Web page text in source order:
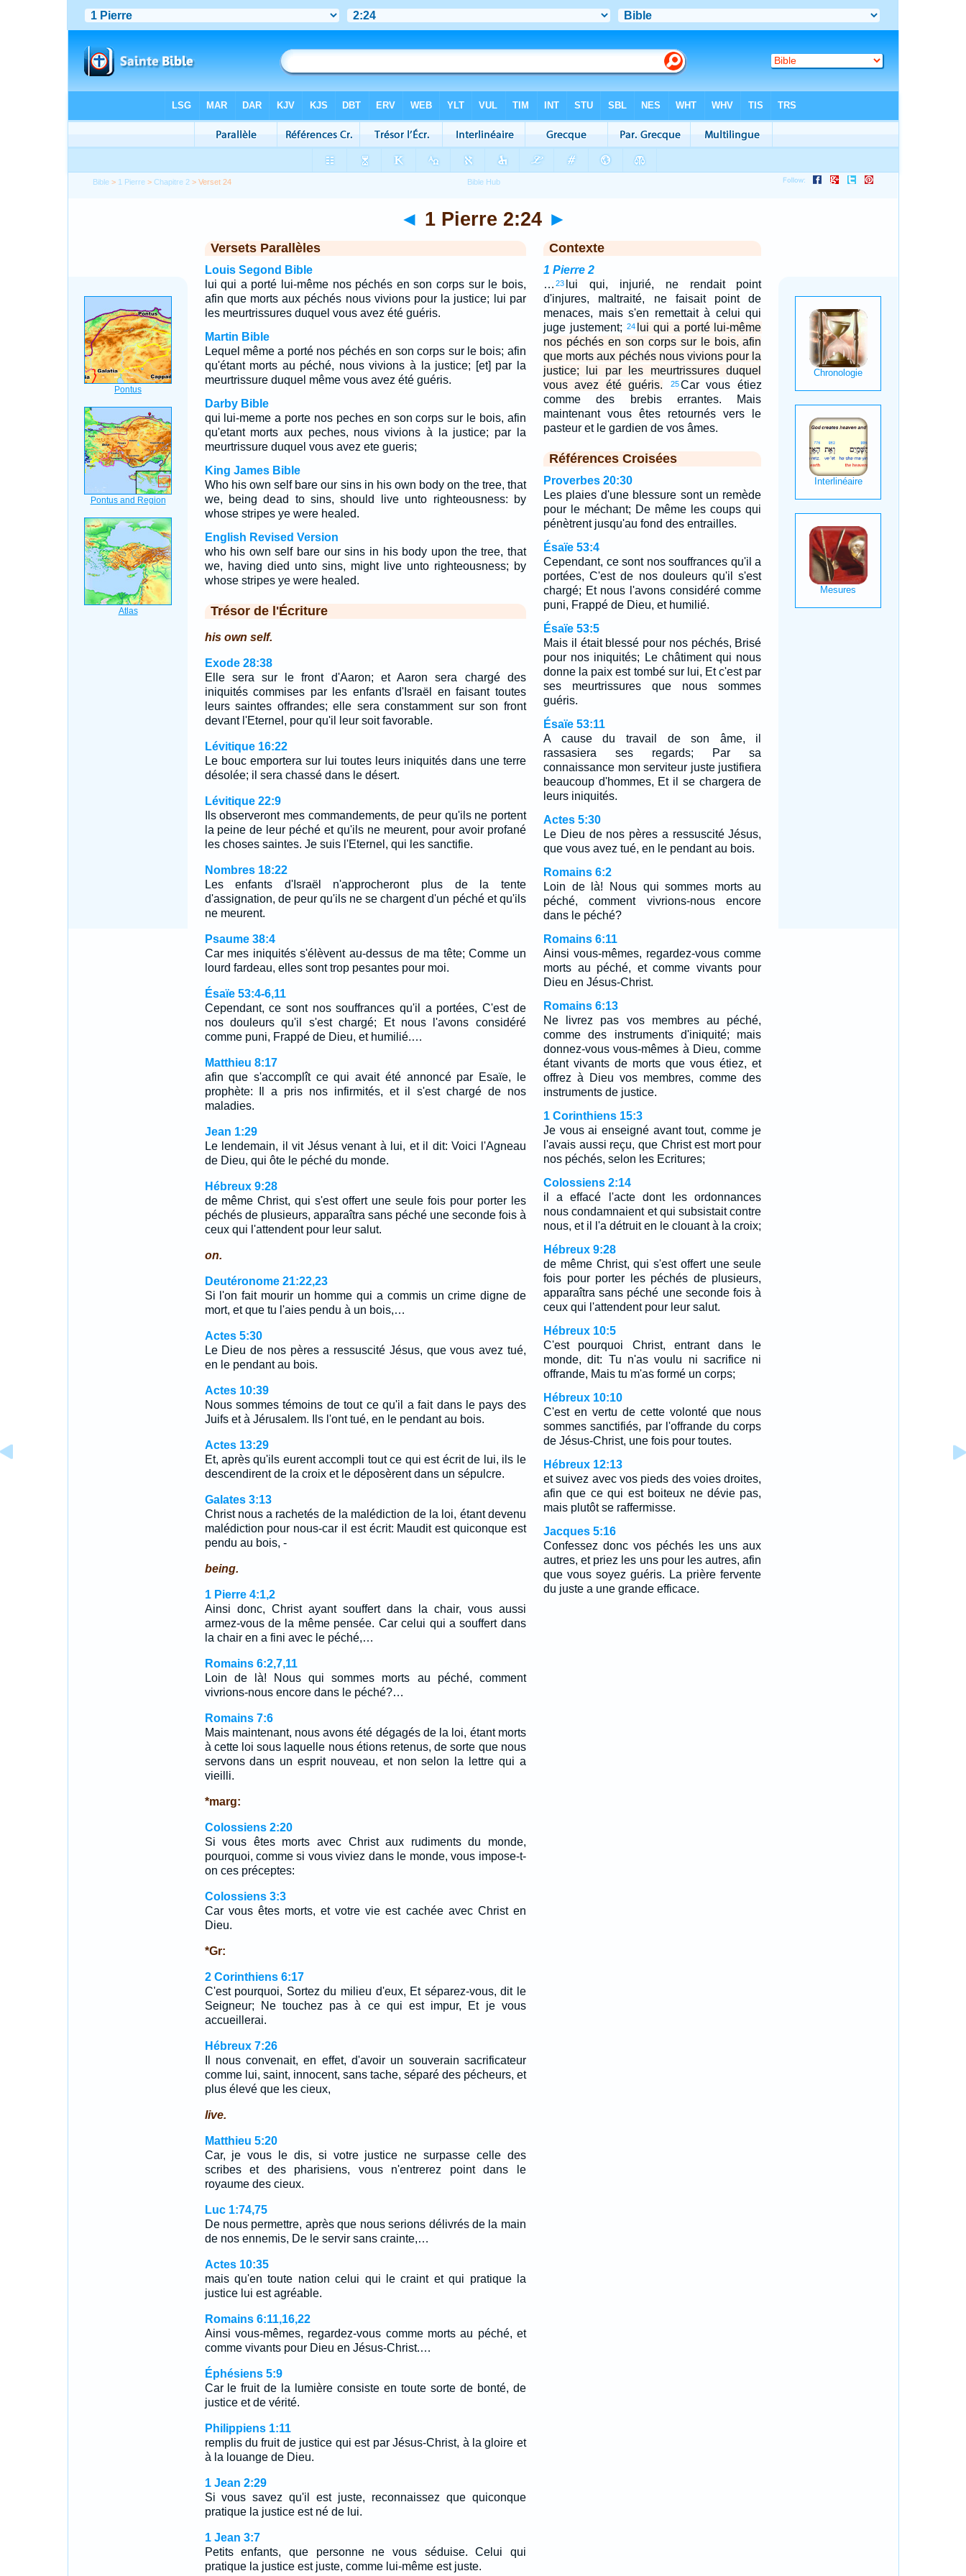
Bible > 1 Pierre >Chapitre 2 > Verset 24
◄ 1 Pierre 2:24 ►
Versets Parallèles
Louis Segond Bible
lui qui a porté lui-même nos péchés en son corps sur le bois,
afin que morts aux péchés nous vivions pour la justice; lui par
les meurtrissures duquel vous avez été guéris.
Martin Bible
Lequel même a porté nos péchés en son corps sur le bois; afin
qu'étant morts au péché, nous vivions à la justice; [et] par la
meurtrissure duquel même vous avez été guéris.
Darby Bible
qui lui-meme a porte nos peches en son corps sur le bois, afin
qu'etant morts aux peches, nous vivions à la justice; par la
meurtrissure duquel vous avez ete gueris;
King James Bible
Who his own self bare our sins in his own body on the tree, that
we, being dead to sins, should live unto righteousness: by
whose stripes ye were healed.
English Revised Version
who his own self bare our sins in his body upon the tree, that
we, having died unto sins, might live unto righteousness; by
whose stripes ye were healed.
Trésor de l'Écriture
his own self.
Exode 28:38
Elle sera sur le front d'Aaron; et Aaron sera chargé des
iniquités commises par les enfants d'Israël en faisant toutes
leurs saintes offrandes; elle sera constamment sur son front
devant l'Eternel, pour qu'il leur soit favorable.
Lévitique 16:22
Le bouc emportera sur lui toutes leurs iniquités dans une terre
désolée; il sera chassé dans le désert.
Lévitique 22:9
Ils observeront mes commandements, de peur qu'ils ne portent
la peine de leur péché et qu'ils ne meurent, pour avoir profané
les choses saintes. Je suis l'Eternel, qui les sanctifie.
Nombres 18:22
Les enfants d'Israël n'approcheront plus de la tente
d'assignation, de peur qu'ils ne se chargent d'un péché et qu'ils
ne meurent.
Psaume 38:4
Car mes iniquités s'élèvent au-dessus de ma tête; Comme un
lourd fardeau, elles sont trop pesantes pour moi.
Ésaïe 53:4-6,11
Cependant, ce sont nos souffrances qu'il a portées, C'est de
nos douleurs qu'il s'est chargé; Et nous l'avons considéré
comme puni, Frappé de Dieu, et humilié.…
Matthieu 8:17
afin que s'accomplît ce qui avait été annoncé par Esaïe, le
prophète: Il a pris nos infirmités, et il s'est chargé de nos
maladies.
Jean 1:29
Le lendemain, il vit Jésus venant à lui, et il dit: Voici l'Agneau
de Dieu, qui ôte le péché du monde.
Hébreux 9:28
de même Christ, qui s'est offert une seule fois pour porter les
péchés de plusieurs, apparaîtra sans péché une seconde fois à
ceux qui l'attendent pour leur salut.
on.
Deutéronome 21:22,23
Si l'on fait mourir un homme qui a commis un crime digne de
mort, et que tu l'aies pendu à un bois,…
Actes 5:30
Le Dieu de nos pères a ressuscité Jésus, que vous avez tué,
en le pendant au bois.
Actes 10:39
Nous sommes témoins de tout ce qu'il a fait dans le pays des
Juifs et à Jérusalem. Ils l'ont tué, en le pendant au bois.
Actes 13:29
Et, après qu'ils eurent accompli tout ce qui est écrit de lui, ils le
descendirent de la croix et le déposèrent dans un sépulcre.
Galates 3:13
Christ nous a rachetés de la malédiction de la loi, étant devenu
malédiction pour nous-car il est écrit: Maudit est quiconque est
pendu au bois, -
being.
1 Pierre 4:1,2
Ainsi donc, Christ ayant souffert dans la chair, vous aussi
armez-vous de la même pensée. Car celui qui a souffert dans
la chair en a fini avec le péché,…
Romains 6:2,7,11
Loin de là! Nous qui sommes morts au péché, comment
vivrions-nous encore dans le péché?…
Romains 7:6
Mais maintenant, nous avons été dégagés de la loi, étant morts
à cette loi sous laquelle nous étions retenus, de sorte que nous
servons dans un esprit nouveau, et non selon la lettre qui a
vieilli.
*marg:
Colossiens 2:20
Si vous êtes morts avec Christ aux rudiments du monde,
pourquoi, comme si vous viviez dans le monde, vous impose-t-
on ces préceptes:
Colossiens 3:3
Car vous êtes morts, et votre vie est cachée avec Christ en
Dieu.
*Gr:
2 Corinthiens 6:17
C'est pourquoi, Sortez du milieu d'eux, Et séparez-vous, dit le
Seigneur; Ne touchez pas à ce qui est impur, Et je vous
accueillerai.
Hébreux 7:26
Il nous convenait, en effet, d'avoir un souverain sacrificateur
comme lui, saint, innocent, sans tache, séparé des pécheurs, et
plus élevé que les cieux,
live.
Matthieu 5:20
Car, je vous le dis, si votre justice ne surpasse celle des
scribes et des pharisiens, vous n'entrerez point dans le
royaume des cieux.
Luc 1:74,75
De nous permettre, après que nous serions délivrés de la main
de nos ennemis, De le servir sans crainte,…
Actes 10:35
mais qu'en toute nation celui qui le craint et qui pratique la
justice lui est agréable.
Romains 6:11,16,22
Ainsi vous-mêmes, regardez-vous comme morts au péché, et
comme vivants pour Dieu en Jésus-Christ.…
Éphésiens 5:9
Car le fruit de la lumière consiste en toute sorte de bonté, de
justice et de vérité.
Philippiens 1:11
remplis du fruit de justice qui est par Jésus-Christ, à la gloire et
à la louange de Dieu.
1 Jean 2:29
Si vous savez qu'il est juste, reconnaissez que quiconque
pratique la justice est né de lui.
1 Jean 3:7
Petits enfants, que personne ne vous séduise. Celui qui
pratique la justice est juste, comme lui-même est juste.
Contexte
1 Pierre 2
… 23 lui qui, injurié, ne rendait point
d'injures, maltraité, ne faisait point de
menaces, mais s'en remettait à celui qui
juge justement;
24 lui qui a porté lui-même
nos péchés en son corps sur le bois, afin
que morts aux péchés nous vivions pour la
justice; lui par les meurtrissures duquel
vous avez été guéris.
25Car vous étiez
comme des brebis errantes. Mais
maintenant vous êtes retournés vers le
pasteur et le gardien de vos âmes.
Références Croisées
Proverbes 20:30
Les plaies d'une blessure sont un remède
pour le méchant; De même les coups qui
pénètrent jusqu'au fond des entrailles.
Ésaïe 53:4
Cependant, ce sont nos souffrances qu'il a
portées, C'est de nos douleurs qu'il s'est
chargé; Et nous l'avons considéré comme
puni, Frappé de Dieu, et humilié.
Ésaïe 53:5
Mais il était blessé pour nos péchés, Brisé
pour nos iniquités; Le châtiment qui nous
donne la paix est tombé sur lui, Et c'est par
ses meurtrissures que nous sommes
guéris.
Ésaïe 53:11
A cause du travail de son âme, il
rassasiera ses regards; Par sa
connaissance mon serviteur juste justifiera
beaucoup d'hommes, Et il se chargera de
leurs iniquités.
Actes 5:30
Le Dieu de nos pères a ressuscité Jésus,
que vous avez tué, en le pendant au bois.
Romains 6:2
Loin de là! Nous qui sommes morts au
péché, comment vivrions-nous encore
dans le péché?
Romains 6:11
Ainsi vous-mêmes, regardez-vous comme
morts au péché, et comme vivants pour
Dieu en Jésus-Christ.
Romains 6:13
Ne livrez pas vos membres au péché,
comme des instruments d'iniquité; mais
donnez-vous vous-mêmes à Dieu, comme
étant vivants de morts que vous étiez, et
offrez à Dieu vos membres, comme des
instruments de justice.
1 Corinthiens 15:3
Je vous ai enseigné avant tout, comme je
l'avais aussi reçu, que Christ est mort pour
nos péchés, selon les Ecritures;
Colossiens 2:14
il a effacé l'acte dont les ordonnances
nous condamnaient et qui subsistait contre
nous, et il l'a détruit en le clouant à la croix;
Hébreux 9:28
de même Christ, qui s'est offert une seule
fois pour porter les péchés de plusieurs,
apparaîtra sans péché une seconde fois à
ceux qui l'attendent pour leur salut.
Hébreux 10:5
C'est pourquoi Christ, entrant dans le
monde, dit: Tu n'as voulu ni sacrifice ni
offrande, Mais tu m'as formé un corps;
Hébreux 10:10
C'est en vertu de cette volonté que nous
sommes sanctifiés, par l'offrande du corps
de Jésus-Christ, une fois pour toutes.
Hébreux 12:13
et suivez avec vos pieds des voies droites,
afin que ce qui est boiteux ne dévie pas,
mais plutôt se raffermisse.
Jacques 5:16
Confessez donc vos péchés les uns aux
autres, et priez les uns pour les autres, afin
que vous soyez guéris. La prière fervente
du juste a une grande efficace.